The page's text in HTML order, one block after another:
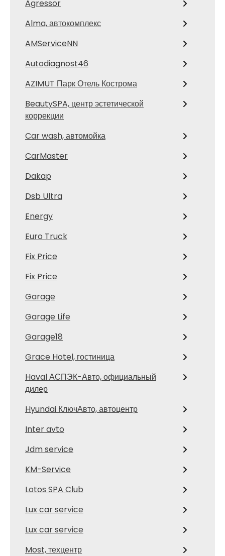
Agressor
Alma, автокомплекс
AMServiceNN
Autodiagnost46
AZIMUT Парк Отель Кострома
BeautySPA, центр эстетической
коррекции
Car wash, автомойка
CarMaster
Dakap
Dsb Ultra
Energy
Euro Truck
Fix Price
Fix Price
Garage
Garage Life
Garage18
Grace Hotel, гостиница
Haval АСПЭК-Авто, официальный
дилер
Hyundai КлючАвто, автоцентр
Inter avto
Jdm service
KM-Service
Lotos SPA Club
Lux car service
Lux car service
Most, техцентр